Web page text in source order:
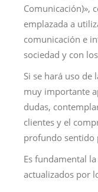
Comunicación)»,
emplazada a
comunicación e
sociedad y con
Si se hará uso
muy importante
dudas,
clientes y el
profundo sentido
Es fundamental
actualizados por